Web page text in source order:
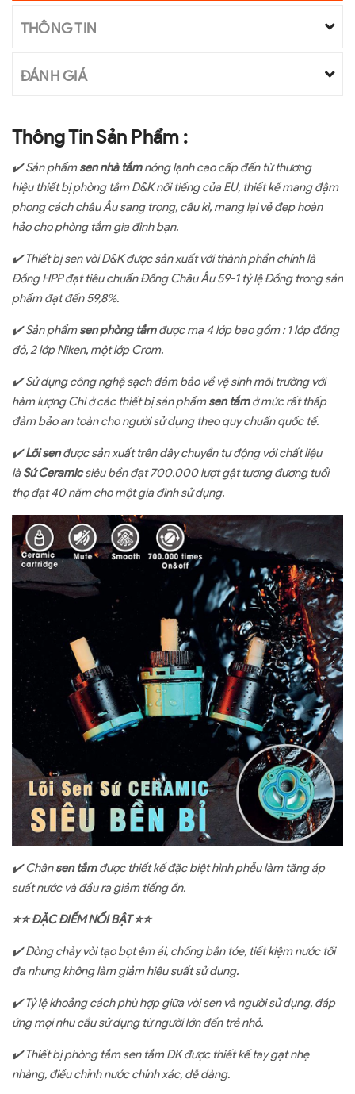
THÔNG TIN
ĐÁNH GIÁ
Thông Tin Sản Phẩm :
✔️Sản phẩmsen nhà tắmnóng lạnh cao cấp đến từ thương
hiệu thiết bị phòng tắm D&K nổi tiếng của EU, thiết kế mang đậm
phong cách châu Âu sang trọng, cầu kì, mang lại vẻ đẹp hoàn
hảo cho phòng tắm gia đình bạn.
✔Thiết bị sen vòi D&K được sản xuất với thành phần chính là
Đồng HPP đạt tiêu chuẩn Đồng Châu Âu 59-1 tỷ lệ Đồng trong sản
phẩm đạt đến 59,8%.
✔Sản phẩmsen phòng tắmđược mạ 4 lớp bao gồm : 1 lớp đồng
đỏ, 2 lớp Niken, một lớp Crom.
✔Sử dụng công nghệ sạch đảm bảo về vệ sinh môi trường với
hàm lượng Chì ở các thiết bị sản phẩmsen tắmở mức rất thấp
đảm bảo an toàn cho người sử dụng theo quy chuẩn quốc tế.
✔ Lõi senđược sản xuất trên dây chuyền tự động với chất liệu
làSứ Ceramicsiêu bền đạt 700.000 lượt gật tương đương tuổi
thọ đạt 40 năm cho một gia đình sử dụng.
✔Chânsen tắmđược thiết kế đặc biệt hình phễu làm tăng áp
suất nước và đầu ra giảm tiếng ồn.
⭐⭐ĐẶC ĐIỂM NỔI BẬT⭐⭐
✔️Dòng chảy vòi tạo bọt êm ái, chống bắn tóe, tiết kiệm nước tối
đa nhưng không làm giảm hiệu suất sử dụng.
✔Tỷ lệ khoảng cách phù hợp giữa vòi sen và người sử dụng, đáp
ứng mọi nhu cầu sử dụng từ người lớn đến trẻ nhỏ.
✔️ Thiết bị phòng tắm sen tắm DK được thiết kế tay gạt nhẹ
nhàng, điều chỉnh nước chính xác, dễ dàng.